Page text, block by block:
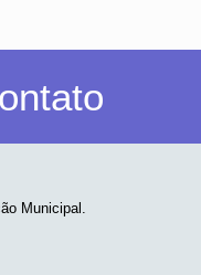
Municipal.